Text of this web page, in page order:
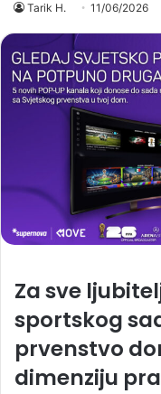
Tarik H. 11/06/2026
Za sve
sportskog
prvenstvo
dimenziju